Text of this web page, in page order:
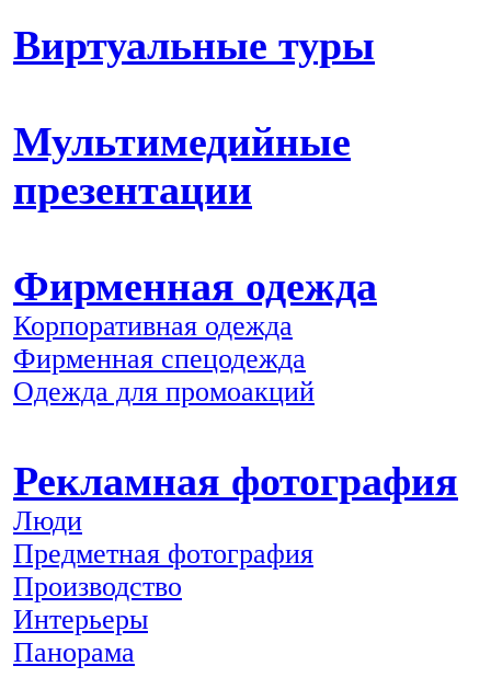
Виртуальные туры
Мультимедийные
презентации
Фирменная одежда
Корпоративная одежда
Фирменная спецодежда
Одежда для промоакций
Рекламная фотография
Люди
Предметная фотография
Производство
Интерьеры
Панорама